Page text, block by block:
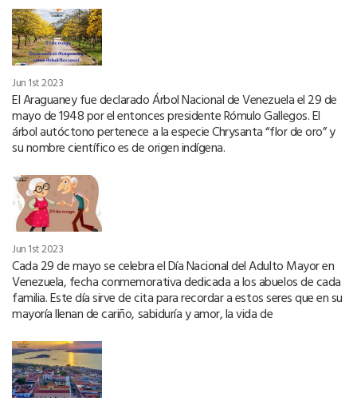
Jun 1st 2023
El Araguaney fue declarado Árbol Nacional de Venezuela el 29 de
mayo de 1948 por el entonces presidente Rómulo Gallegos. El
árbol autóctono pertenece a la especie Chrysanta “flor de oro” y
su nombre científico es de origen indígena.
Jun 1st 2023
Cada 29 de mayo se celebra el Día Nacional del Adulto Mayor en
Venezuela, fecha conmemorativa dedicada a los abuelos de cada
familia. Este día sirve de cita para recordar a estos seres que en su
mayoría llenan de cariño, sabiduría y amor, la vida de